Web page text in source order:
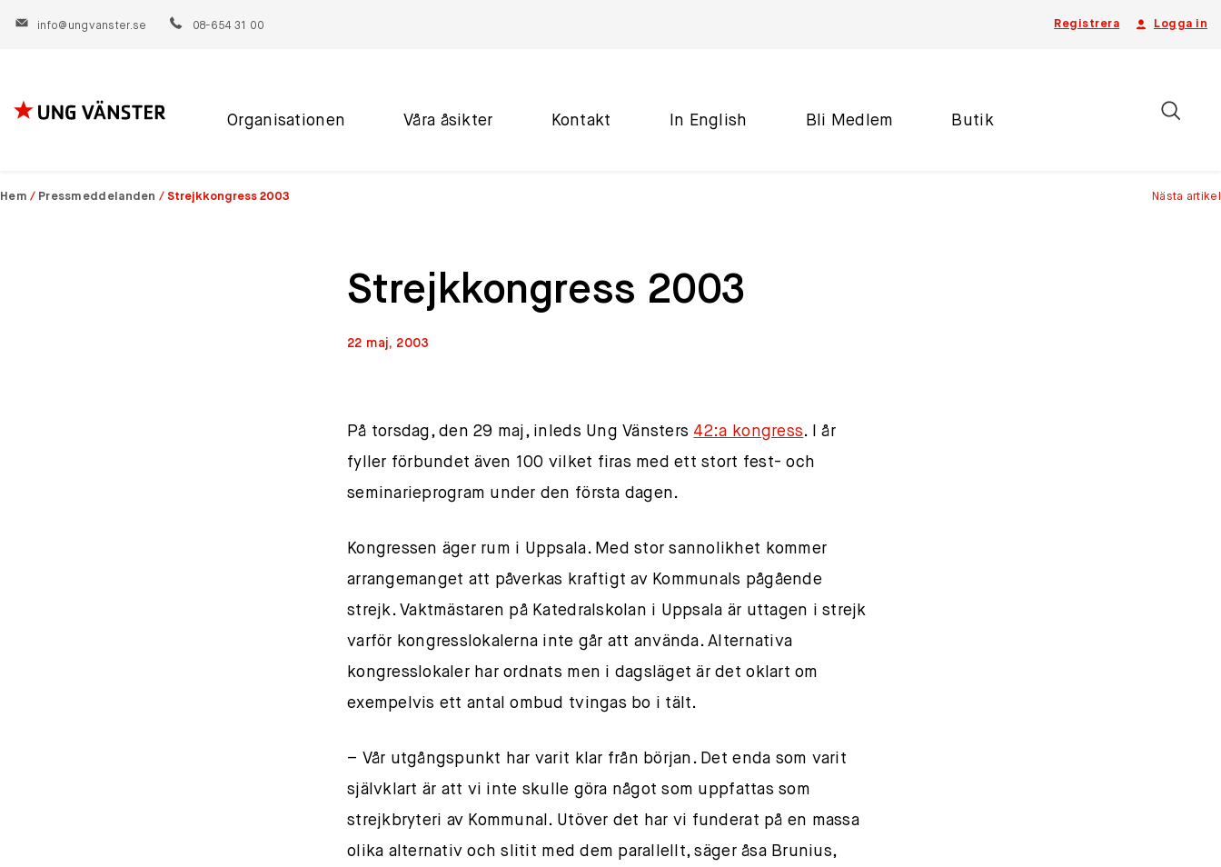
Registrera Logga in
info@ungvanster.se 08-654 31 00
Hoppa
Organisationen Våra åsikter Kontakt In English Bli Medlem Butik
Hem / Pressmeddelanden / Strejkkongress 2003 Nästa artikel
Strejkkongress 2003
22 maj, 2003
På torsdag, den 29 maj, inleds Ung Vänsters 42:a kongress. I år
fyller förbundet även 100 vilket firas med ett stort fest- och
seminarieprogram under den första dagen.
Kongressen äger rum i Uppsala. Med stor sannolikhet kommer
arrangemanget att påverkas kraftigt av Kommunals pågående
strejk. Vaktmästaren på Katedralskolan i Uppsala är uttagen i strejk
varför kongresslokalerna inte går att använda. Alternativa
kongresslokaler har ordnats men i dagsläget är det oklart om
exempelvis ett antal ombud tvingas bo i tält.
– Vår utgångspunkt har varit klar från början. Det enda som varit
självklart är att vi inte skulle göra något som uppfattas som
strejkbryteri av Kommunal. Utöver det har vi funderat på en massa
olika alternativ och slitit med dem parallellt, säger åsa Brunius,